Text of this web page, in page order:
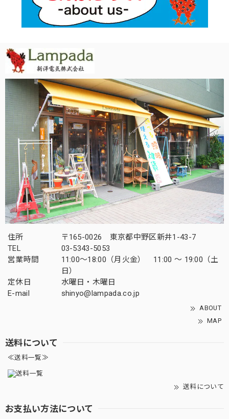
住所
〒165-0026 東京都中野区新井1-43-7
TEL
03-5343-5053
営業時間
11:00～18:00（月火金） 11:00 ～ 19:00（土
日）
定休日
水曜日・木曜日
E-mail
shinyo@lampada.co.jp
ABOUT
MAP
送料について
≪送料一覧≫
送料について
お支払い方法について